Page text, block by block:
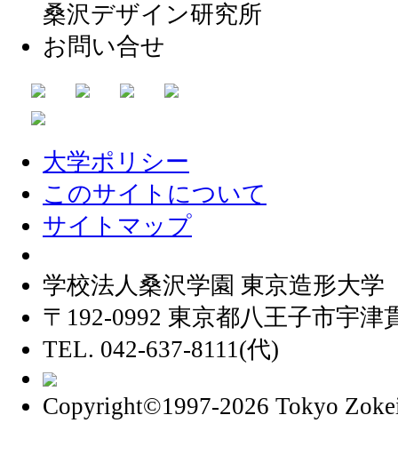
桑沢デザイン研究所
お問い合せ
大学ポリシー
このサイトについて
サイトマップ
学校法人桑沢学園 東京造形大学
〒192-0992 東京都八王子市宇津
TEL. 042-637-8111(代)
Copyright©1997-2026 Tokyo